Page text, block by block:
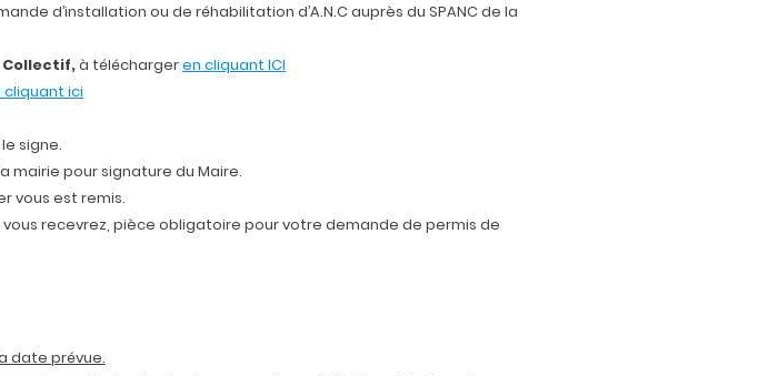
d’installation ou de réhabilitation d’A.N.C auprès du SPANC de la
Collectif,à téléchargeren cliquant ICI
cliquant ici
signe.
mairie pour signature du Maire.
vous est remis.
recevrez, pièce obligatoire pour votre demande de permis de
date prévue.